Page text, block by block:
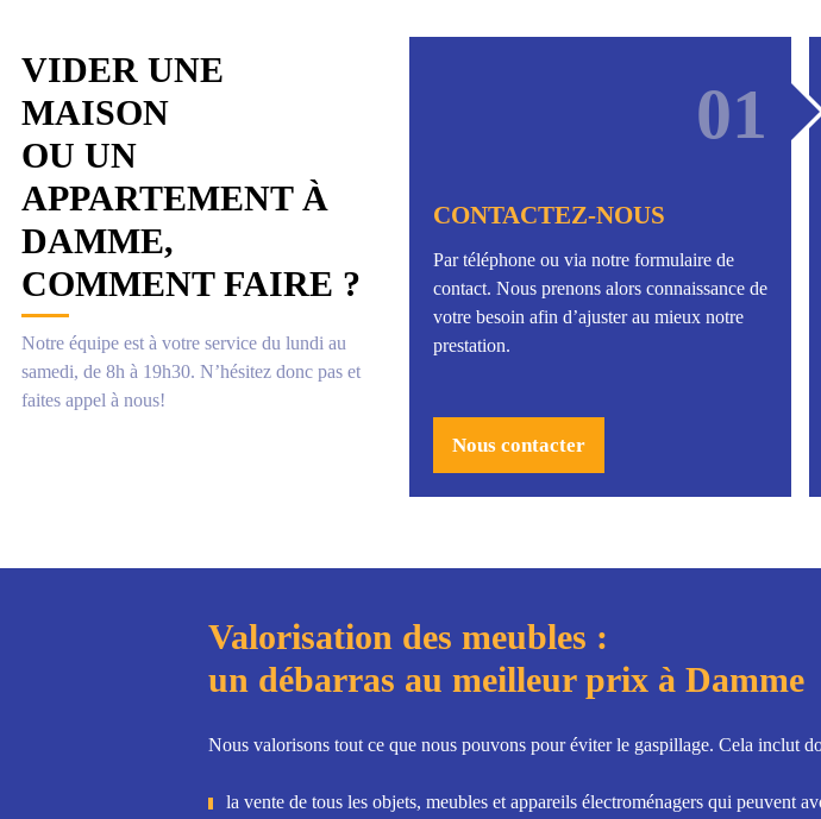
VIDER UNE
MAISON
OU UN
APPARTEMENT À
DAMME,
COMMENT FAIRE ?
Notre équipe est à votre service du lundi au
samedi, de 8h à 19h30. N’hésitez donc pas et
faites appel à nous!
01
CONTACTEZ-NOUS
Par téléphone ou via notre formulaire de
contact. Nous prenons alors connaissance de
votre besoin afin d’ajuster au mieux notre
prestation.
Nous contacter
Valorisation des meubles :
un débarras au meilleur prix à Damme
Nous valorisons tout ce que nous pouvons pour éviter le gaspillage. Cela inclut
la vente de tous les objets, meubles et appareils électroménagers qui peuvent